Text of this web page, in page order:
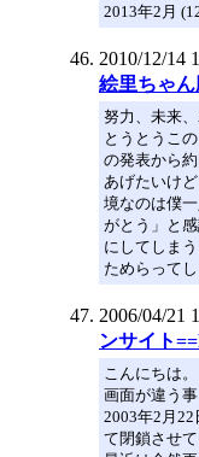
2013年2月
2010/12/14
絵里ちゃん
努力、未来
とうとうこ
の発表から
あげたいけ
境なのは僕
がとう」と
にしてしま
ためらって
2006/04/21
ンサイト
こんにちは。
画面が違う
2003年2月
て閉鎖させて